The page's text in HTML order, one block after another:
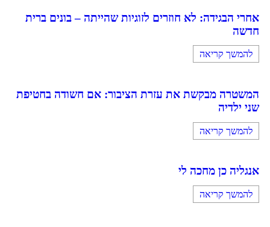
אחרי הבגידה: לא חוזרים לזוגיות שהייתה – בונים ברית
חדשה
להמשך קריאה
המשטרה מבקשת את עזרת הציבור: אם חשודה בחטיפת
שני ילדיה
להמשך קריאה
אנגליה כן מחכה לי
להמשך קריאה